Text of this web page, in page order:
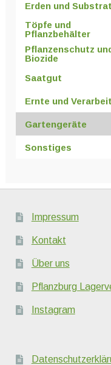
Erden und
Töpfe und
Pflanzbehälter
Pflanzenschutz
Biozide
Saatgut
Ernte und
Gartengeräte
Sonstiges
Impressum
Kontakt
Über uns
Pflanzburg
Instagram